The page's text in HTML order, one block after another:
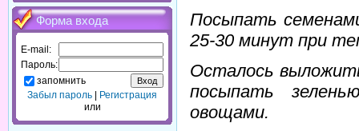
Форма входа
E-mail:
Пароль:
запомнить
Забыл пароль
Регистрация
или
Посыпать
25-30 минут при
Оcталось
посыпать
овощами.